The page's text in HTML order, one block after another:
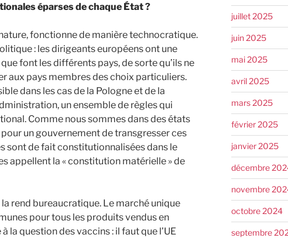
éparses de chaque État ?
fonctionne de manière technocratique.
: les dirigeants européens ont une
font les différents pays, de sorte qu’ils ne
aux pays membres des choix particuliers.
dans les cas de la Pologne et de la
un ensemble de règles qui
Comme nous sommes dans des états
un gouvernement de transgresser ces
sont de fait constitutionnalisées dans le
appellent la « constitution matérielle » de
la rend bureaucratique. Le marché unique
pour tous les produits vendus en
la question des vaccins : il faut que l’UE
juillet 2025
juin 2025
mai 2025
avril 2025
mars 2025
février 2025
janvier 2025
décembre
novembre
octobre 2024
septembre